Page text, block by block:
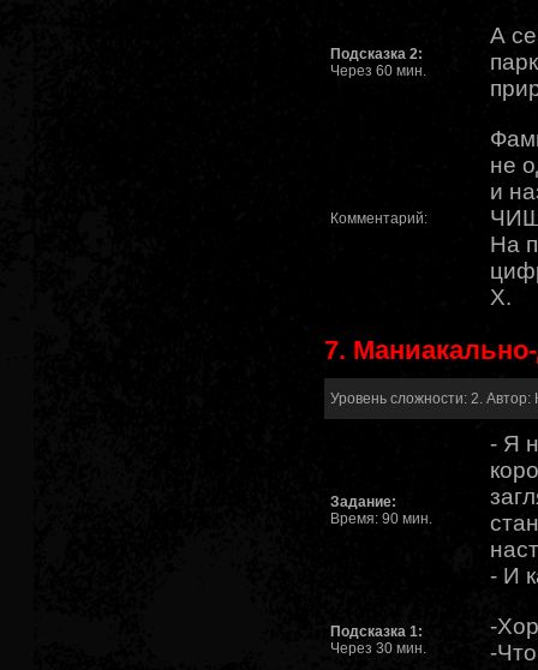
Подсказка 2:
Через 60 мин.
А
Комментарий:
не
и
На
Х.
7.
Уровень сложности: 2. Автор:
Задание:
Время: 90 мин.
- Я
- И
Подсказка 1:
Через 30 мин.
-
-